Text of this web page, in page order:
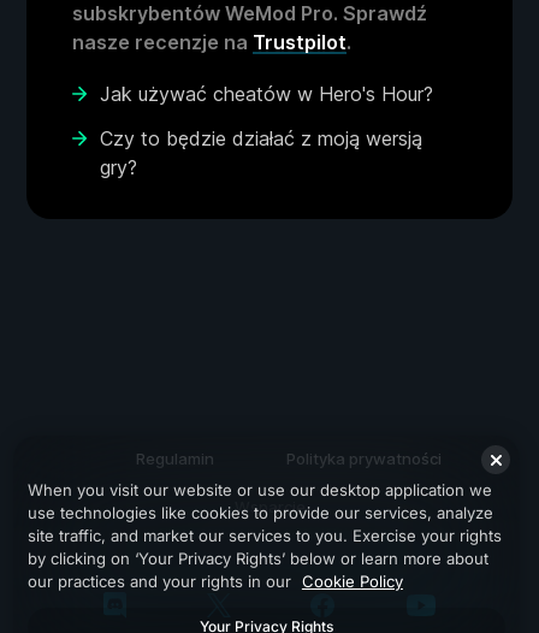
subskrybentów WeMod Pro. Sprawdź
nasze recenzje na Trustpilot.
Jak używać cheatów w Hero's Hour?
Czy to będzie działać z moją wersją
gry?
Regulamin Polityka prywatności
Wsparcie
When you visit our website or use our desktop application we
use technologies like cookies to provide our services, analyze
site traffic, and market our services to you. Exercise your rights
by clicking on ‘Your Privacy Rights’ below or learn more about
our practices and your rights in our Cookie Policy
Your Privacy Rights